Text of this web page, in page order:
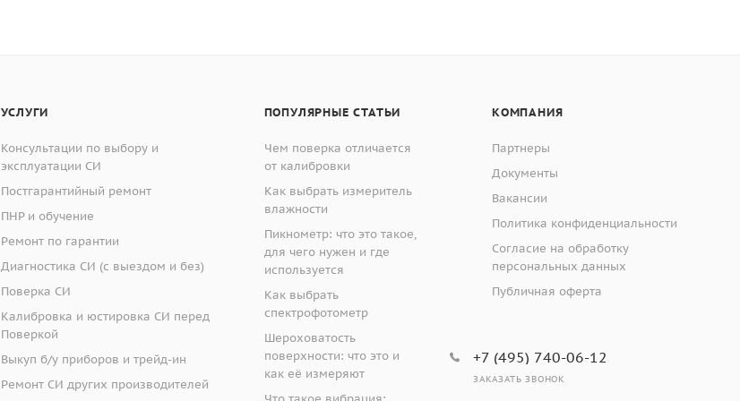
50 Вт
220В, 50Гц
УСЛУГИ
Консультации по выбору и
эксплуатации СИ
Постгарантийный ремонт
ПНР и обучение
Ремонт по гарантии
Диагностика СИ (с выездом и без)
Поверка СИ
Калибровка и юстировка СИ перед
Поверкой
Выкуп б/у приборов и трейд-ин
Ремонт СИ других производителей
ПОПУЛЯРНЫЕ СТАТЬИ
Чем поверка отличается
от калибровки
Как выбрать измеритель
влажности
Пикнометр: что это такое,
для чего нужен и где
используется
Как выбрать
спектрофотометр
Шероховатость
поверхности: что это и
как её измеряют
КОМПАНИЯ
Партнеры
Документы
Вакансии
Политика конфиденциальности
Согласие на обработку
персональных данных
Публичная оферта
+7 (495) 740-06-12
ЗАКАЗАТЬ ЗВОНОК